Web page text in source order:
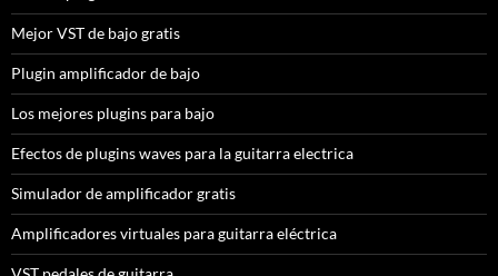
Mejor VST de bajo gratis
Plugin amplificador de bajo
Los mejores plugins para bajo
Efectos de plugins waves para la guitarra electrica
Simulador de amplificador gratis
Amplificadores virtuales para guitarra eléctrica